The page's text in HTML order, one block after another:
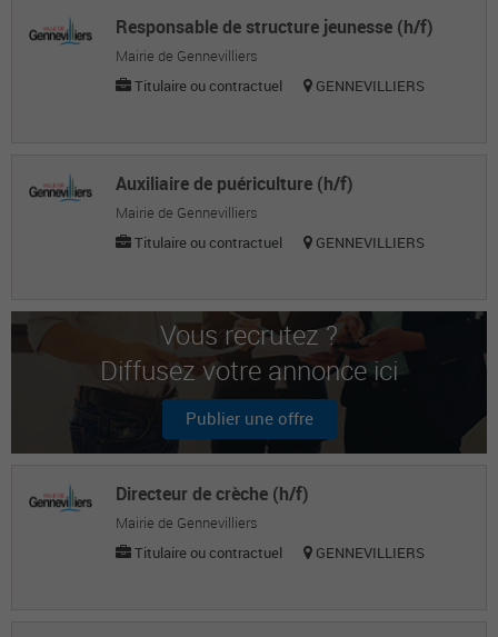
Hélène P.
Assistante en ressources humaines
Sandra M.
Assistante en ressources humaines
Assistant en ressources humaines
VALERIE C.
Assistante en ressources humaines
YOLAINE Z.
Assistante en ressources humaines
Responsable de structure jeunesse (h/f)
Mairie de Gennevilliers
Titulaire ou contractuel
GENNEVILLIERS
Auxiliaire de puériculture (h/f)
Mairie de Gennevilliers
Titulaire ou contractuel
GENNEVILLIERS
Vous recrutez ?
Diffusez votre annonce ici
Publier une offre
Directeur de crèche (h/f)
Mairie de Gennevilliers
Titulaire ou contractuel
GENNEVILLIERS